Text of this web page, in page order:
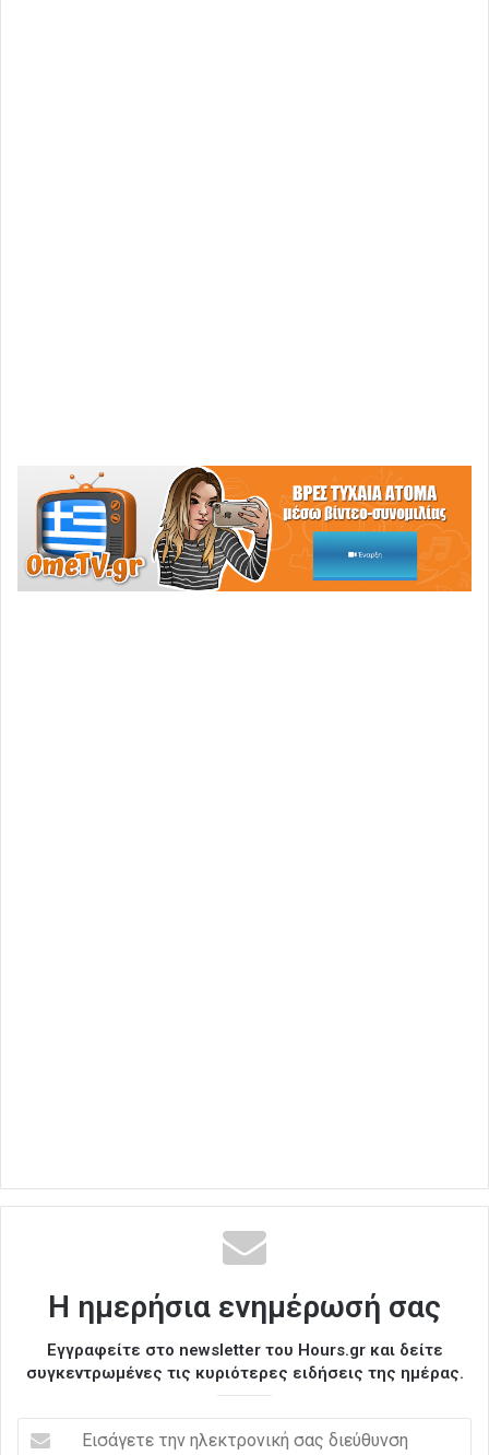
Η ημερήσια ενημέρωσή σας
Εγγραφείτε στο newsletter του Hours.gr και δείτε
συγκεντρωμένες τις κυριότερες ειδήσεις της ημέρας.